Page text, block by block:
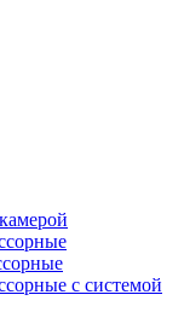
с системой